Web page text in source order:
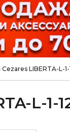
LIBERTA-L-1-
L-1-